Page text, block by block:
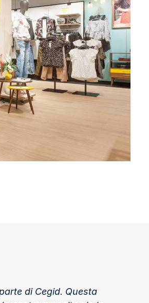
di Cegid. Questa